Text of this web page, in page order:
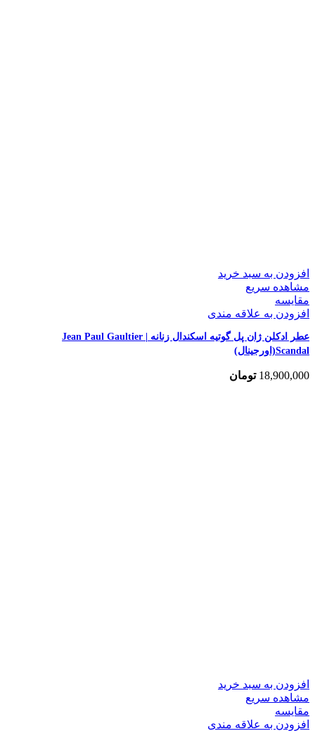
افزودن به سبد خرید
مشاهده سریع
مقایسه
افزودن به علاقه مندی
عطر ادکلن ژان پل گوتیه اسکندال زنانه | Jean Paul Gaultier
Scandal(اورجینال)
18,900,000 تومان
افزودن به سبد خرید
مشاهده سریع
مقایسه
افزودن به علاقه مندی